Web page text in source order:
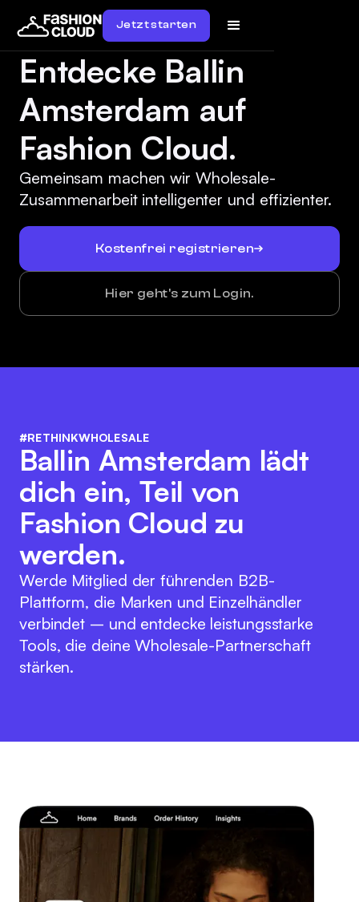
Jetzt starten
Entdecke Ballin
Amsterdam auf
Fashion Cloud.
Gemeinsam machen wir Wholesale-
Zusammenarbeit intelligenter und effizienter.
Kostenfrei registrieren
Hier geht's zum Login.
#RETHINKWHOLESALE
Ballin Amsterdam lädt
dich ein, Teil von
Fashion Cloud zu
werden.
Werde Mitglied der führenden B2B-
Plattform, die Marken und Einzelhändler
verbindet – und entdecke leistungsstarke
Tools, die deine Wholesale-Partnerschaft
stärken.